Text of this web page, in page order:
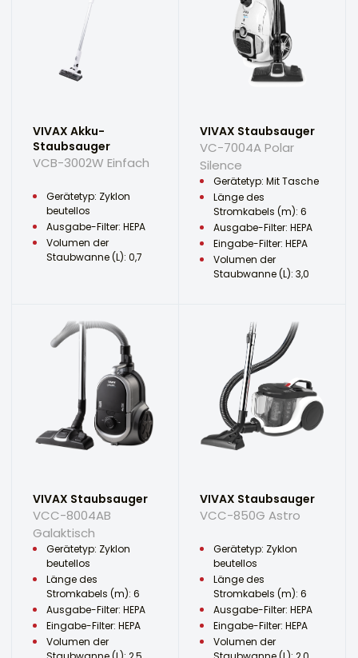
VIVAX Akku-
Staubsauger
VCB-3002W Einfach
Gerätetyp: Zyklon
beutellos
Ausgabe-Filter: HEPA
Volumen der
Staubwanne (L): 0,7
VIVAX Staubsauger
VC-7004A Polar
Silence
Gerätetyp: Mit Tasche
Länge des
Stromkabels (m): 6
Ausgabe-Filter: HEPA
Eingabe-Filter: HEPA
Volumen der
Staubwanne (L): 3,0
VIVAX Staubsauger
VCC-8004AB
Galaktisch
Gerätetyp: Zyklon
beutellos
Länge des
Stromkabels (m): 6
Ausgabe-Filter: HEPA
Eingabe-Filter: HEPA
Volumen der
VIVAX Staubsauger
VCC-850G Astro
Gerätetyp: Zyklon
beutellos
Länge des
Stromkabels (m): 6
Ausgabe-Filter: HEPA
Eingabe-Filter: HEPA
Volumen der